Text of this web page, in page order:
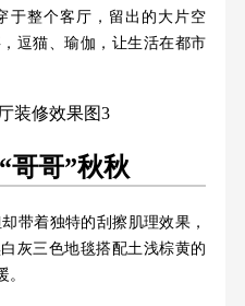
于整个客厅，留出的大片空
逗猫、瑜伽，让生活在都市
哥哥”秋秋
带着独特的刮擦肌理效果，
灰三色地毯搭配土浅棕黄的